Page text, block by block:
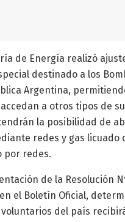
de Energía realizó
destinado a los
Argentina,
a otros tipos de
la posibilidad de
redes y gas licuado
por redes.
de la Resolución
el Boletín Oficial,
del país